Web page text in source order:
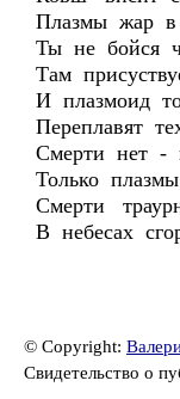
Плазмы жар в
Ты не бойся
Там
И плазмоид
Переплавят
Смерти нет -
Только
Смерти
В небесах
© Copyright:
Свидетельство о